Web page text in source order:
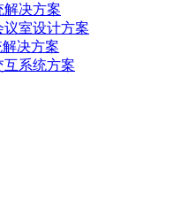
解决方案
议室设计方案
解决方案
互系统方案